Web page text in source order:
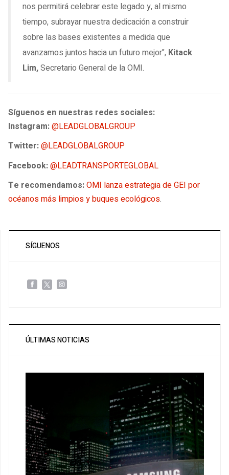
nos permitirá celebrar este legado y, al mismo
tiempo, subrayar nuestra dedicación a construir
sobre las bases existentes a medida que
avanzamos juntos hacia un futuro mejor", Kitack
Lim,Secretario General de la OMI.
Síguenos en nuestras redes sociales:
Instagram:@LEADGLOBALGROUP
Twitter:@LEADGLOBALGROUP
Facebook:@LEADTRANSPORTEGLOBAL
Te recomendamos:OMI lanza estrategia de GEI por
océanos más limpios y buques ecológicos.
SÍGUENOS
ÚLTIMAS NOTICIAS